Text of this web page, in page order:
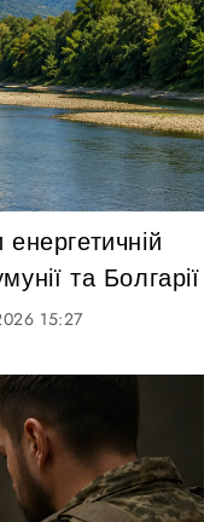
та Болгарії
15:27